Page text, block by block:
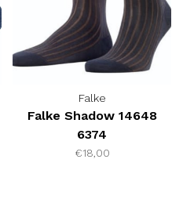
Falke
Falke Shadow 14648
6374
€18,00